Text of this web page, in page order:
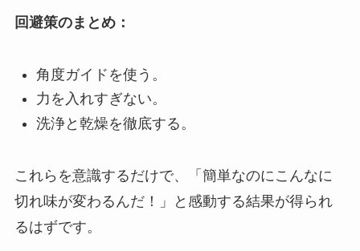
回避策のまとめ：
角度ガイドを使う。
力を入れすぎない。
洗浄と乾燥を徹底する。
これらを意識するだけで、「簡単なのにこんなに
切れ味が変わるんだ！」と感動する結果が得られ
るはずです。